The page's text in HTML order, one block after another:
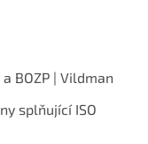
BOZP | Vildman
splňující ISO